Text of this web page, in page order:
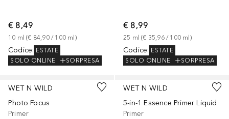
€ 8,49
10 ml (€ 84,90 / 100 ml )
Codice: ESTATE
SOLO ONLINE
SORPRESA
€ 8,99
25 ml (€ 35,96 / 100 ml )
Codice: ESTATE
SOLO ONLINE
SORPRESA
WET N WILD
Photo Focus
Primer
WET N WILD
5-in-1 Essence Primer Liquid
Primer